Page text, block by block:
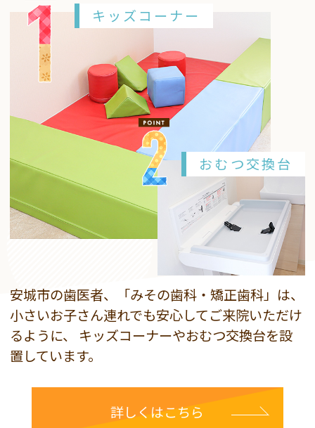
キッズコーナー
おむつ交換台
安城市の歯医者、「みその歯科・矯正歯科」は、
小さいお子さん連れでも安心してご来院いただけ
るように、
キッズコーナーやおむつ交換台を設
置しています。
詳しくはこちら